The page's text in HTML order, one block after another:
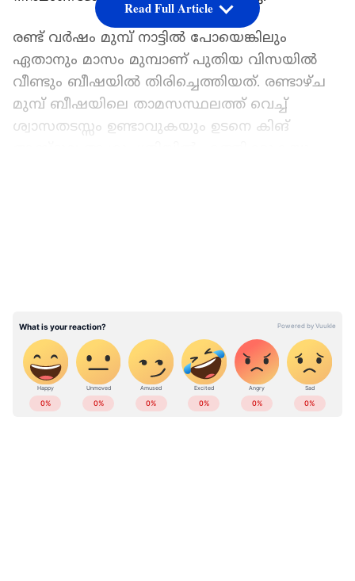
രണ്ട് വർഷം മുമ്പ് നാട്ടിൽ പോയെങ്കിലും
ഏതാനും മാസം മുമ്പാണ് പുതിയ വിസയിൽ
വീണ്ടും ബീഷയിൽ തിരിച്ചെത്തിയത്. രണ്ടാഴ്ച
മുമ്പ് ബീഷയിലെ താമസസ്ഥലത്ത് വെച്ച്
ശ്വാസതടസ്സം ഉണ്ടാവുകയും ഉടനെ കിങ്
ഒഴിവാക്കിയെങ്കിലും നാലുദിവസത്തിന് ശേഷം
വീണ്ടും ശ്വാസതടസ്സം ഉണ്ടാവുകയും
ആശുപത്രിയിലേക്ക് കൊണ്ടുപോകുന്ന
വഴിയിൽ മരണം സംഭവിക്കുകയുമായിരുന്നു.
ഭാര്യ - ശാമിനി, മക്കൾ - ആകാശ്, ഗൗരി.
Read Full Article
ABOUT THE AUTHOR